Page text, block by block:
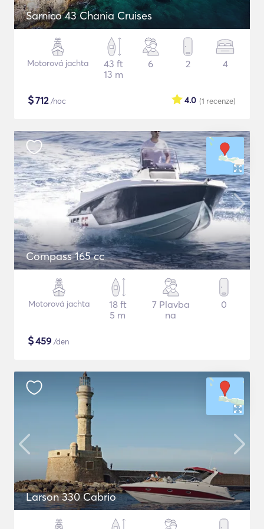
Sarnico 43 Chania Cruises
Motorová jachta
43 ft
13 m
6 2 4
$712/noc (1 recenze)
4.0
Compass 165 cc
Motorová jachta
18 ft
5 m
7 Plavba
na
0
$459 /den
Larson 330 Cabrio